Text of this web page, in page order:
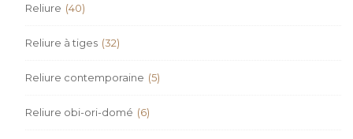
Reliure (40)
Reliure à tiges (32)
Reliure contemporaine (5)
Reliure obi-ori-domé (6)